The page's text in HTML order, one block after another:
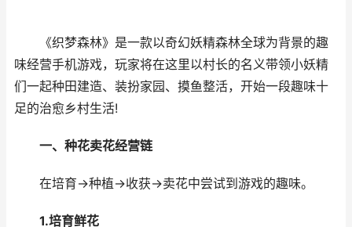
《织梦森林》是一款以奇幻妖精森林全球为背景的趣
味经营手机游戏，玩家将在这里以村长的名义带领小妖精
们一起种田建造、装扮家园、摸鱼整活，开始一段趣味十
足的治愈乡村生活!
一、种花卖花经营链
在培育→种植→收获→卖花中尝试到游戏的趣味。
1.培育鲜花